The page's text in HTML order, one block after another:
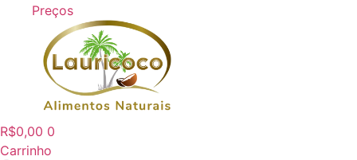
Preços
R$0,00 0
Carrinho